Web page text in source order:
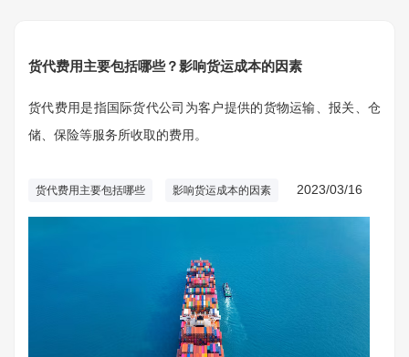
货代费用主要包括哪些？影响货运成本的因素
货代费用是指国际货代公司为客户提供的货物运输、报关、仓
储、保险等服务所收取的费用。
货代费用主要包括哪些 影响货运成本的因素 2023/03/16